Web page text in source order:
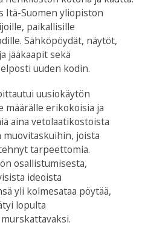
Itä-Suomen yliopiston
paikallisille
Sähköpöydät, näytöt,
jääkaapit sekä
uuden kodin.
uusiokäytön
määrälle erikokoisia ja
aina vetolaatikostoista
joista
tarpeettomia.
osallistumisesta,
ideoista
yli kolmesataa pöytää,
lopulta